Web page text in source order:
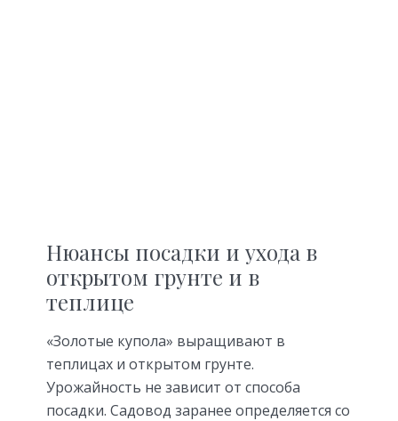
Нюансы посадки и ухода в
открытом грунте и в
теплице
«Золотые купола» выращивают в
теплицах и открытом грунте.
Урожайность не зависит от способа
посадки. Садовод заранее определяется со